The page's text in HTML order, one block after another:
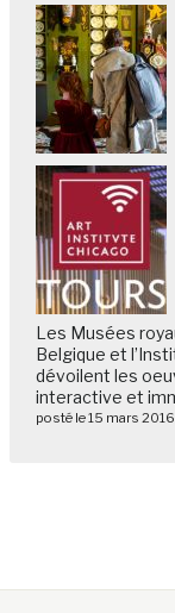
Les Musées
Belgique et
dévoilent les
interactive et
posté le 15 mars 2016